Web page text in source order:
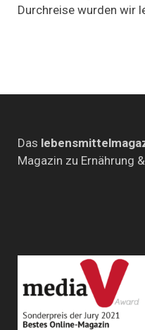
Durchreise wurden wir
Das
Magazin zu Ernährung